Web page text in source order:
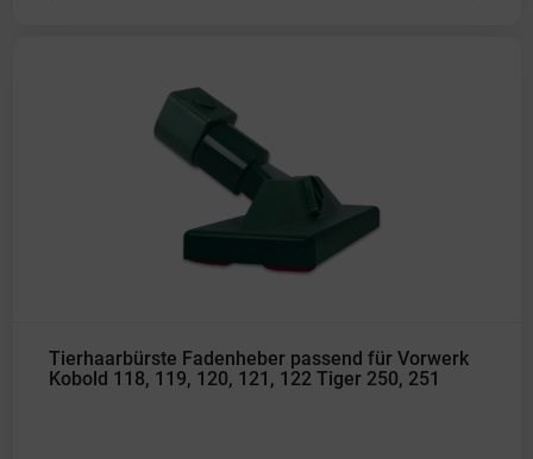
Tierhaarbürste Fadenheber passend für Vorwerk
Kobold 118, 119, 120, 121, 122 Tiger 250, 251